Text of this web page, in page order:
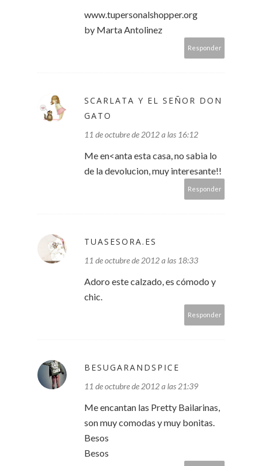
www.tupersonalshopper.org
by Marta Antolinez
Responder
SCARLATA Y EL SEÑOR DON
GATO
11 de octubre de 2012 a las 16:12
Me en<anta esta casa, no sabia lo
de la devolucion, muy interesante!!
Responder
TUASESORA.ES
11 de octubre de 2012 a las 18:33
Adoro este calzado, es cómodo y
chic.
Responder
BESUGARANDSPICE
11 de octubre de 2012 a las 21:39
Me encantan las Pretty Bailarinas,
son muy comodas y muy bonitas.
Besos
Besos